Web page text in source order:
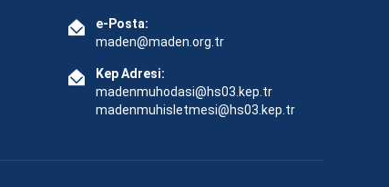
e-Posta:
maden@maden.org.tr
Kep Adresi:
madenmuhodasi@hs03.kep.tr
madenmuhisletmesi@hs03.kep.tr